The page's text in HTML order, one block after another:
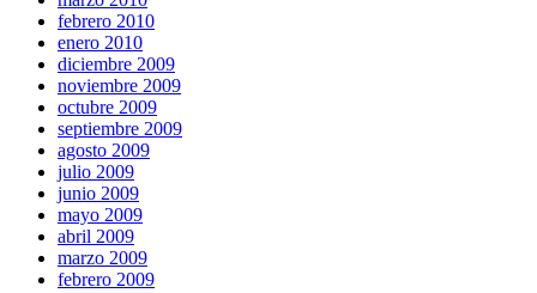
febrero 2010
enero 2010
diciembre 2009
noviembre 2009
octubre 2009
septiembre 2009
agosto 2009
julio 2009
junio 2009
mayo 2009
abril 2009
marzo 2009
febrero 2009